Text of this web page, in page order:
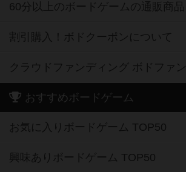
60分以上のボードゲームの通販商品
割引購入！ボドクーポンについて
クラウドファンディング ボドファン
おすすめボードゲーム
お気に入りボードゲーム TOP50
興味ありボードゲーム TOP50